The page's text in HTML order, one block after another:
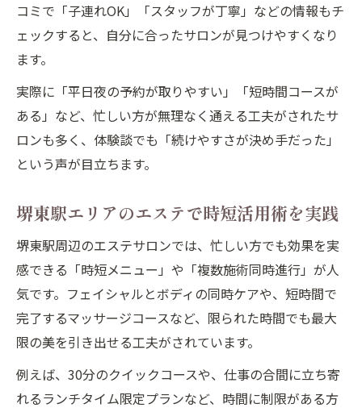
コミで「子連れOK」「スタッフが丁寧」などの情報もチ
ェックすると、自分に合ったサロンが見つけやすくなり
ます。
実際に「平日夜の予約が取りやすい」「短時間コースが
ある」など、忙しい方が無理なく通える工夫がされたサ
ロンも多く、体験談でも「続けやすさが決め手だった」
という声が目立ちます。
堺東駅エリアのエステで時短活用術を実践
堺東駅周辺のエステサロンでは、忙しい方でも効果を実
感できる「時短メニュー」や「複数施術同時進行」が人
気です。フェイシャルとボディの同時ケアや、短時間で
完了するマッサージコースなど、限られた時間でも最大
限の美を引き出せる工夫がされています。
例えば、30分のクイックコースや、仕事の合間に立ち寄
れるランチタイム限定プランなど、時間に制限がある方